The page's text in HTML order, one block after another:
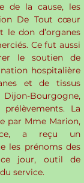
de la cause, les
De Tout cœur
le don d’organes
Ce fut aussi
le soutien de
hospitalière
et de tissus
Bourgogne,
La
par Mme Marion,
a reçu un
les prénoms des
jour, outil de
service.